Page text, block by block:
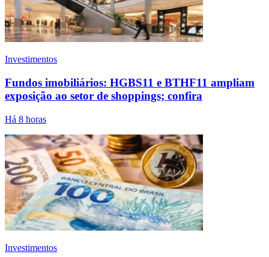
Investimentos
Fundos imobiliários: HGBS11 e BTHF11 ampliam
exposição ao setor de shoppings; confira
Há 8 horas
Investimentos